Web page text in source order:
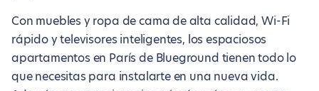
Con muebles y ropa de cama de alta calidad, Wi-Fi
rápido y televisores inteligentes, los espaciosos
apartamentos en París de Blueground tienen todo lo
que necesitas para instalarte en una nueva vida.